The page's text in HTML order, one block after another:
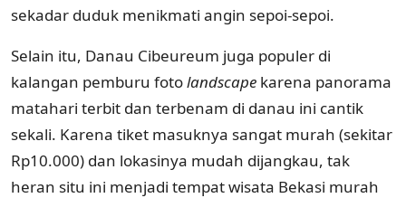
sekadar duduk menikmati angin sepoi-sepoi.
Selain itu, Danau Cibeureum juga populer di
kalangan pemburu fotolandscape karena panorama
matahari terbit dan terbenam di danau ini cantik
sekali. Karena tiket masuknya sangat murah (sekitar
Rp10.000) dan lokasinya mudah dijangkau, tak
heran situ ini menjadi tempat wisata Bekasi murah